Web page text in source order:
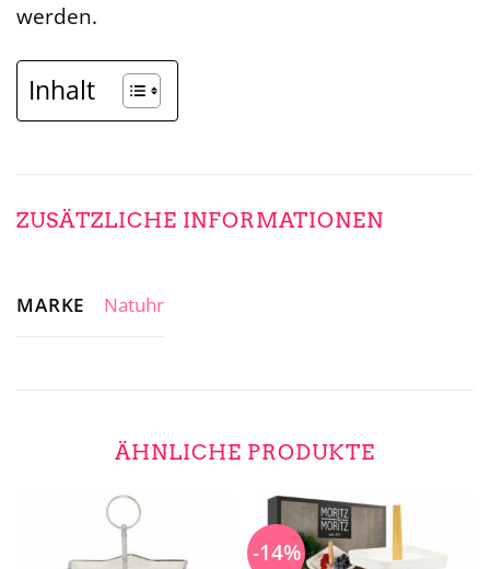
werden.
Inhalt
ZUSÄTZLICHE INFORMATIONEN
MARKE Natuhr
ÄHNLICHE PRODUKTE
-14%